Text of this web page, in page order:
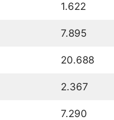
1.622
7.895
20.688
2.367
7.290